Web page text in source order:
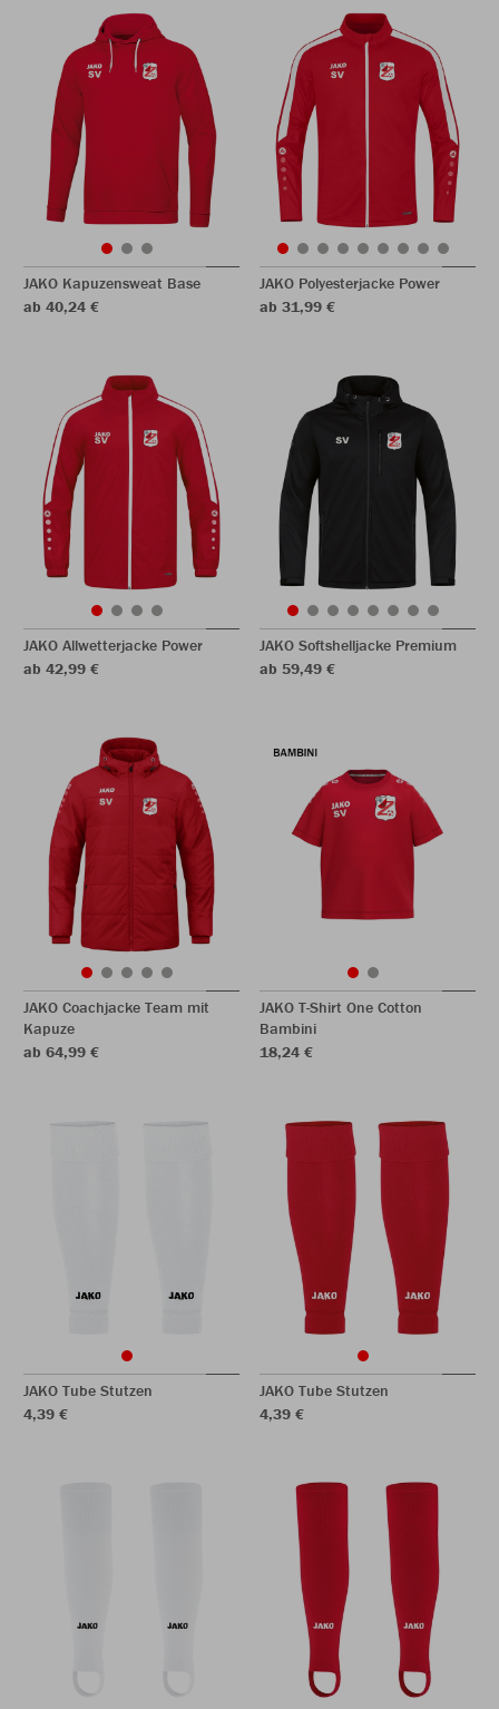
JAKO Kapuzensweat Base
ab 40,24 €
JAKO Polyesterjacke Power
ab 31,99 €
JAKO Allwetterjacke Power
ab 42,99 €
JAKO Softshelljacke Premium
ab 59,49 €
JAKO Coachjacke Team mit
Kapuze
ab 64,99 €
JAKO T-Shirt One Cotton
Bambini
18,24 €
JAKO Tube Stutzen
4,39 €
JAKO Tube Stutzen
4,39 €